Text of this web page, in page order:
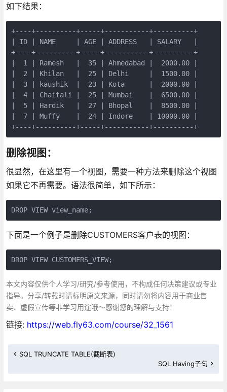
如下结果：
+----+----------+-----+-----------+----------+
| ID | NAME     | AGE | ADDRESS   | SALARY   |
+----+----------+-----+-----------+----------+
|  1 | Ramesh   |  35 | Ahmedabad |  2000.00 |
|  2 | Khilan   |  25 | Delhi     |  1500.00 |
|  3 | kaushik  |  23 | Kota      |  2000.00 |
|  4 | Chaitali |  25 | Mumbai    |  6500.00 |
|  5 | Hardik   |  27 | Bhopal    |  8500.00 |
|  7 | Muffy    |  24 | Indore    | 10000.00 |
+----+----------+-----+-----------+----------+
删除视图：
很显然，在这里有一个视图，需要一种方法来删除这个视图
如果它不再需要。语法很简单，如下所示：
DROP VIEW view_name;
下面是一个例子是删除CUSTOMERS客户表的视图：
DROP VIEW CUSTOMERS_VIEW;
本文内容仅供个人学习/研究/参考使用，不构成任何决策建议或专业
指导。分享/转载时请标明原文来源，同时请勿将内容用于商业售
卖、虚假宣传等非学习用途哦～感谢您的理解与支持！
链接: https://web.fly63.com/course/32_1561
SQL TRUNCATE TABLE(截断表)
SQL Having子句